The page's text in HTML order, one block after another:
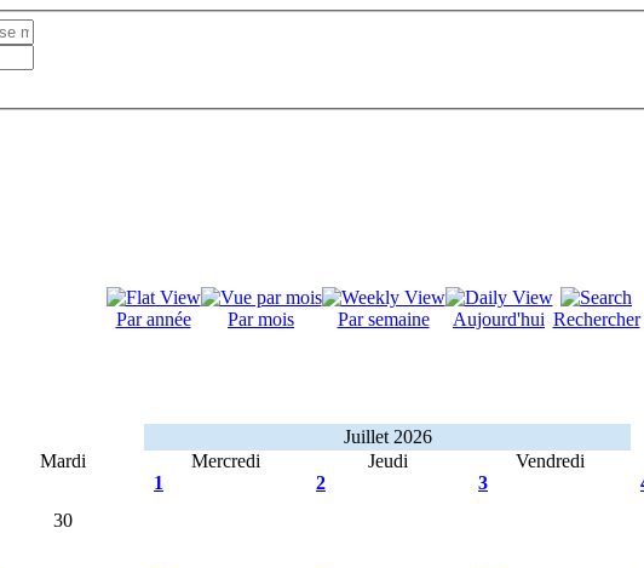
Par année Par mois Par semaine Aujourd'hui Rechercher
Juillet 2026
Mardi Mercredi Jeudi Vendredi
30
1 2 3